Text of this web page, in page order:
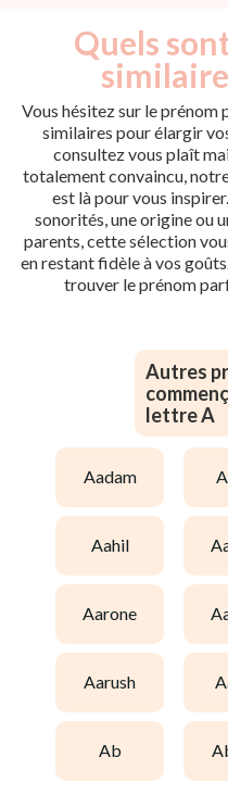
Quels
Vous hésitez sur le prénom
similaires pour élargir
consultez vous plaît
totalement convaincu,
est là pour vous
sonorités, une origine ou
parents, cette sélection
en restant fidèle à vos
trouver le prénom
Autres
lettre A
aadam
aahil
aarone
aarush
ab